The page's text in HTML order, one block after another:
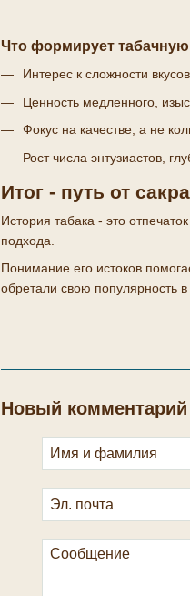
Что формирует табачную
Интерес к сложности
Ценность медленного,
Фокус на качестве, а не
Рост числа энтузиастов,
Итог - путь от
История табака - это
подхода.
Понимание его истоков
обретали свою популярность в
Новый комментарий